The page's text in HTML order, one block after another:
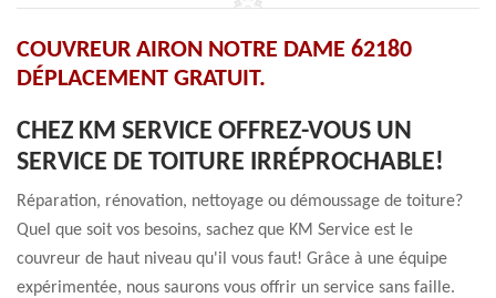
COUVREUR AIRON NOTRE DAME 62180
DÉPLACEMENT GRATUIT.
CHEZ KM SERVICE OFFREZ-VOUS UN
SERVICE DE TOITURE IRRÉPROCHABLE!
Réparation, rénovation, nettoyage ou démoussage de toiture?
Quel que soit vos besoins, sachez que KM Service est le
couvreur de haut niveau qu'il vous faut! Grâce à une équipe
expérimentée, nous saurons vous offrir un service sans faille.